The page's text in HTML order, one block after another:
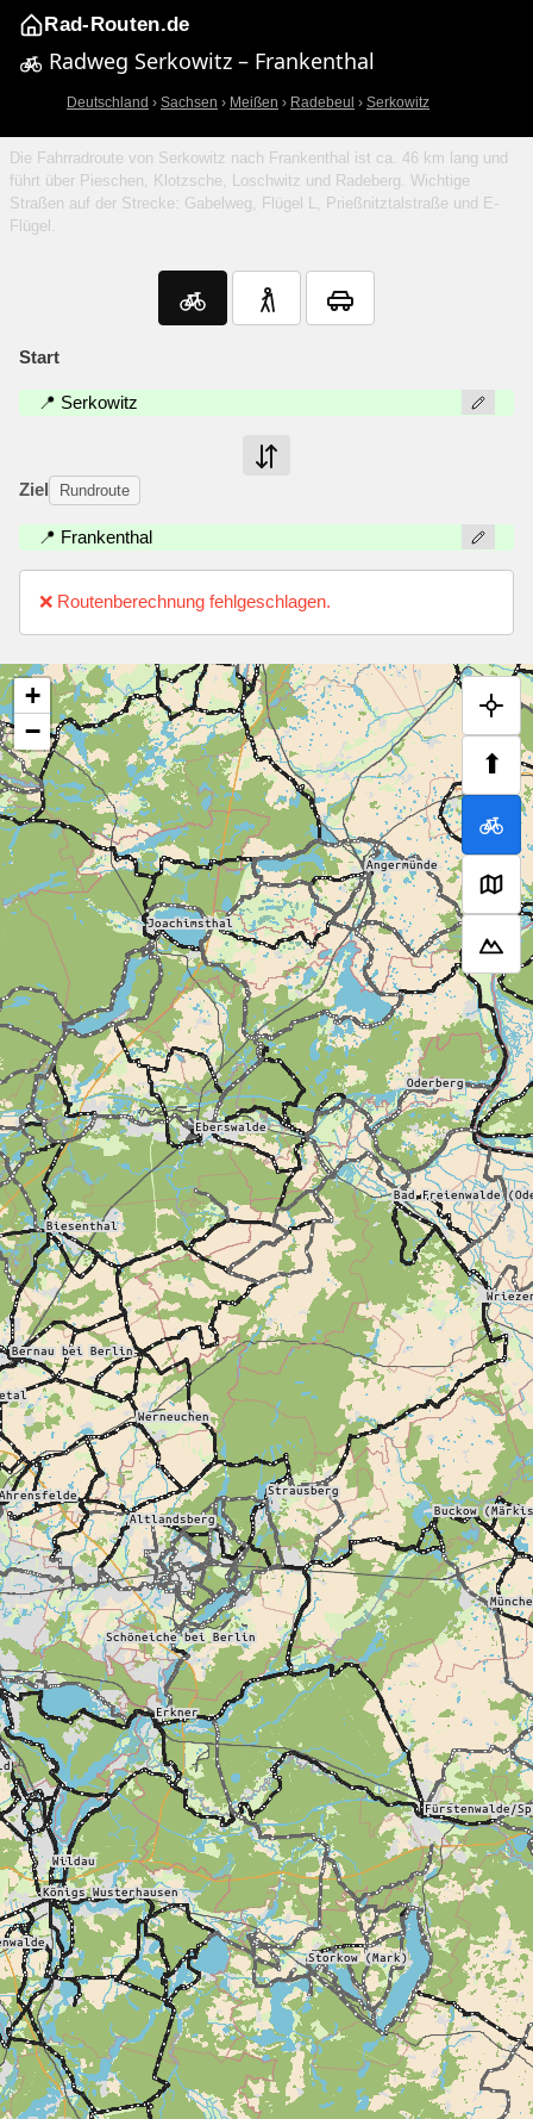
Rad-Routen.de
Radweg Serkowitz – Frankenthal
Deutschland › Sachsen › Meißen › Radebeul › Serkowitz
Die Fahrradroute von Serkowitz nach Frankenthal ist ca. 46 km lang und
führt über Pieschen, Klotzsche, Loschwitz und Radeberg. Wichtige
Straßen auf der Strecke: Gabelweg, Flügel L, Prießnitztalstraße und E-
Flügel.
Start
📍 Serkowitz
Ziel Rundroute
📍 Frankenthal
❌ Routenberechnung fehlgeschlagen.
⬆
+
−